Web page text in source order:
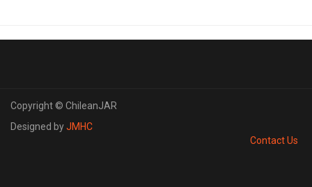
Copyright © ChileanJAR
Designed byJMHC
Contact Us